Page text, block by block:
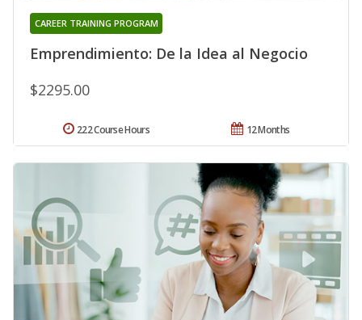
Emprendimiento: De la Idea al Negocio
CAREER TRAINING PROGRAM
$2295.00
12 Months
222 Course Hours